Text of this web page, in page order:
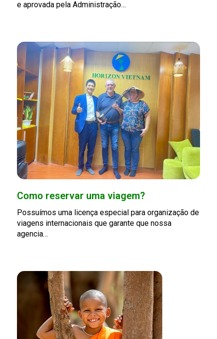
e aprovada pela Administração…
Como reservar uma viagem?
Possuímos uma licença especial para organização de
viagens internacionais que garante que nossa
agencia…